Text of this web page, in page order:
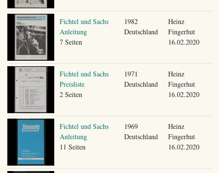
Fichtel und Sachs
Anleitung
7 Seiten
1982
Deutschland
Heinz
Fingerhut
16.02.2020
Fichtel und Sachs
Preisliste
2 Seiten
1971
Deutschland
Heinz
Fingerhut
16.02.2020
Fichtel und Sachs
Anleitung
11 Seiten
1969
Deutschland
Heinz
Fingerhut
16.02.2020